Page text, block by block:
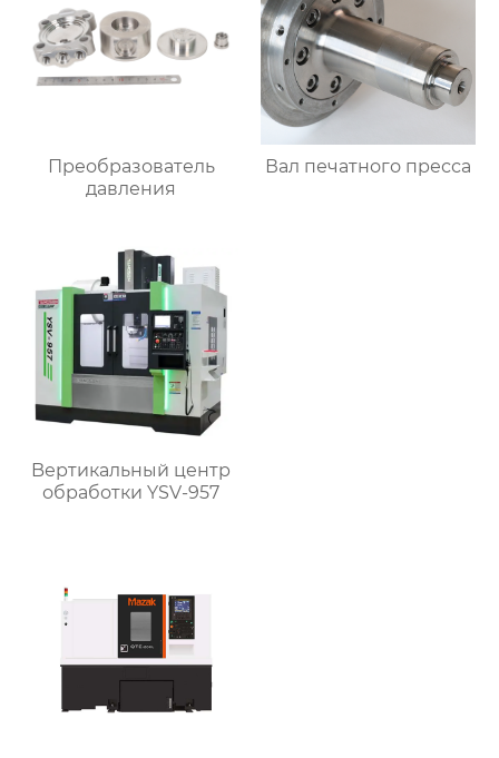
Преобразователь
давления
Вал печатного пресса
Bертикальный центр
обработки YSV-957